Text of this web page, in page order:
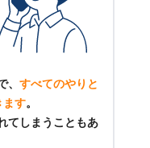
すべてのやりと
ます。
てしまうこともあ